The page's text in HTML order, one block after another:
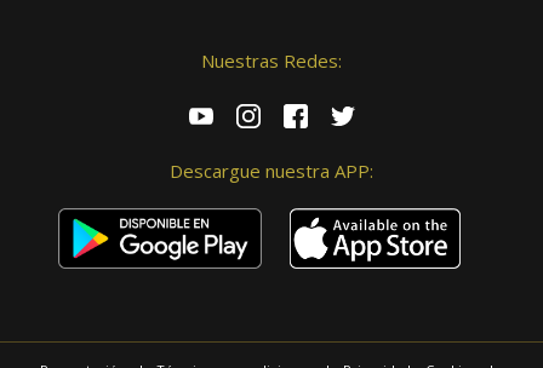
Nuestras Redes:
Descargue nuestra APP: